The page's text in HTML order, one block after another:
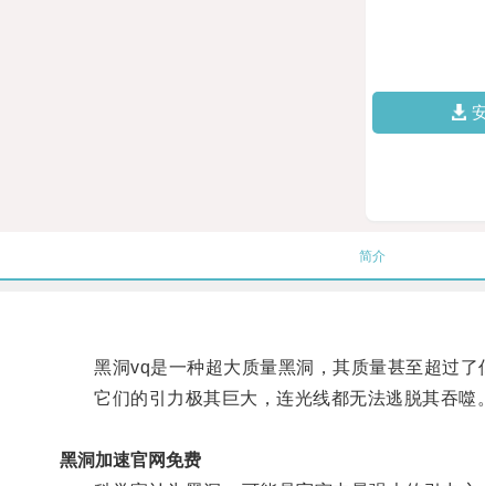
简介
黑洞vq是一种超大质量黑洞，其质量甚至超过了
它们的引力极其巨大，连光线都无法逃脱其吞噬。
黑洞加速官网免费